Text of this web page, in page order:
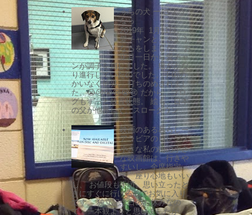
うちの犬 ー さよう
なら
2019年 1月11日。
愛チャンと、さよう
ならをしました。 お
正月一日から愛チャ
ンが調子を崩しました。 癌がかな
り進行していたのでした。手術の
かいなく他界。 打ちのめされまし
た。😭😢😭😢😭😢 だから、ブロ
グもずっと放置状態。 絵も、日本
の父が他界して、スローダウン...
映画のある暮らしー
アラビアのロレンス
小さな私の街の小さ
な映画館は、行きや
すいし、全席指定
で、座り心地もいい
し、 お値段も手頃。思い立ったと
きにすぐに行けるのでお気に入り
です。 独立記念日のお休みなの
で、一本観ようと思いましたが、